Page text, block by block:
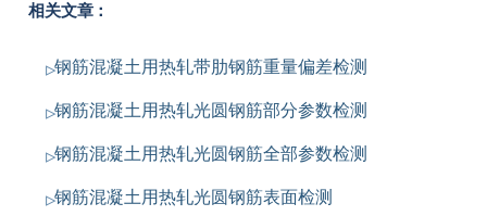
相关文章：
钢筋混凝土用热轧带肋钢筋重量偏差检测
钢筋混凝土用热轧光圆钢筋部分参数检测
钢筋混凝土用热轧光圆钢筋全部参数检测
钢筋混凝土用热轧光圆钢筋表面检测